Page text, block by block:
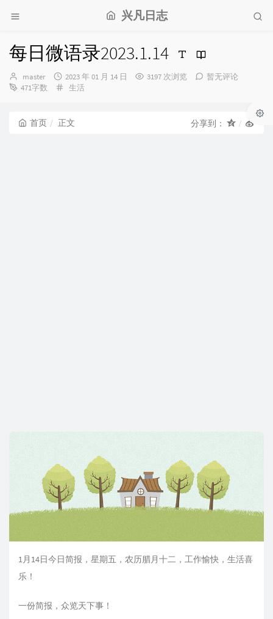
兴凡日志
每日微语录2023.1.14
博
主：
master
发
布
2023 年 01 月 14 日 3197 次浏览
暂无评论
471字数
分
生活
首页 正文 分享到：
1月14日今日简报，星期五，农历腊月十二，工作愉快，生活喜
乐！
一份简报，众览天下事！